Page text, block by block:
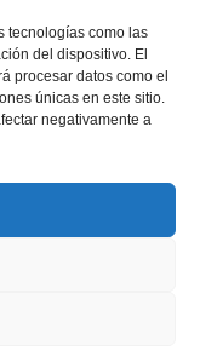
tecnologías como las
del dispositivo. El
procesar datos como el
únicas en este sitio.
negativamente a
TO PROMOTE